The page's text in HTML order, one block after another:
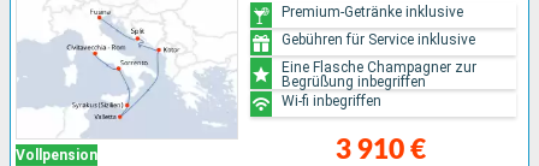
Vollpension 3 910 €
Premium-Getränke inklusive
Gebühren für Service inklusive
Eine Flasche Champagner zur
Begrüßung inbegriffen
Wi-fi inbegriffen